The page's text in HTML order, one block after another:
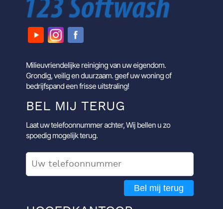
Milieuvriendelijke reiniging van uw eigendom.
Grondig, veilig en duurzaam. geef uw woning of
bedrijfspand een frisse uitstraling!
BEL MIJ TERUG
Laat uw telefoonnummer achter, Wij bellen u zo
spoedig mogelijk terug.
Bel mij terug